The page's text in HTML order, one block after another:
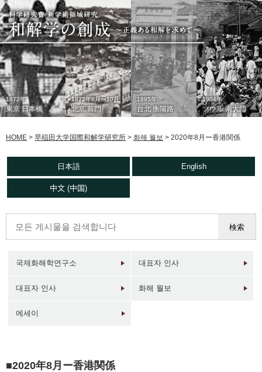
1872年
東京 日本橋
1933年
東京 日本橋
1872年8月〜10月
北京 前門
現在
北京 前門
1895年
台北 衡陽路
1930年代
1904年
ソウル 南大門
2006年
ソウル 南大門
HOME > 早稲田大学国際和解学研究所 > 화해 월보 > 2020年8月ー香港関係
日本語 English
中文 (中国)
국제화해학연구소 대표자 인사
대표자 인사 화해 월보
에세이
2020年8月ー香港関係